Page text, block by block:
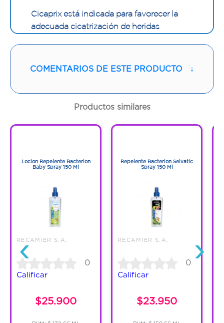
Cicaprix está indicada para favorecer la
adecuada cicatrización de heridas
cicatrices hipertróficasal formar una capa
de cicatrización.
COMENTARIOS DE ESTE PRODUCTO ↓
Productos similares
‹
Locion Repelente Bacterion
Baby Spray 150 Ml
RECAMIER S.A.
0
Calificar
$25.900
Repelente Bacterion Selvatic
Spray 150 Ml
RECAMIER S.A.
0
Calificar
$23.950
›